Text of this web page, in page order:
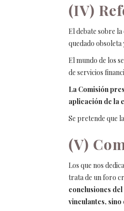
(IV)
El debate sobre
quedado obsoleta
El mundo de los
de servicios
La Comisión
aplicación de la
Se pretende que
(V)
Los que nos
trata de un foro
conclusiones
vinculantes,